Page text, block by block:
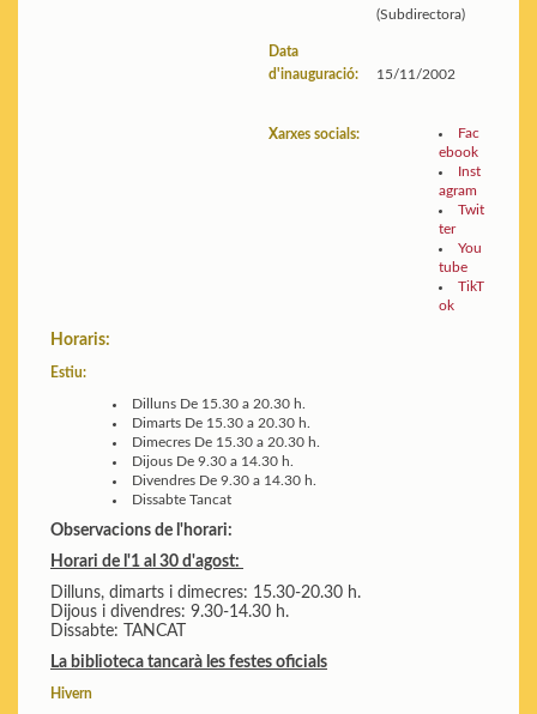
(Subdirectora)
Data
d'inauguració:
15/11/2002
Xarxes socials:
Fac
ebook
Inst
agram
Twit
ter
You
tube
TikT
ok
Horaris:
Estiu:
Dilluns De 15.30 a 20.30 h.
Dimarts De 15.30 a 20.30 h.
Dimecres De 15.30 a 20.30 h.
Dijous De 9.30 a 14.30 h.
Divendres De 9.30 a 14.30 h.
DissabteTancat
Observacions de l'horari:
Horari de l'1 al 30 d'agost:
Dilluns, dimarts i dimecres: 15.30-20.30 h.
Dijous i divendres: 9.30-14.30 h.
Dissabte: TANCAT
La biblioteca tancarà les festes oficials
Hivern